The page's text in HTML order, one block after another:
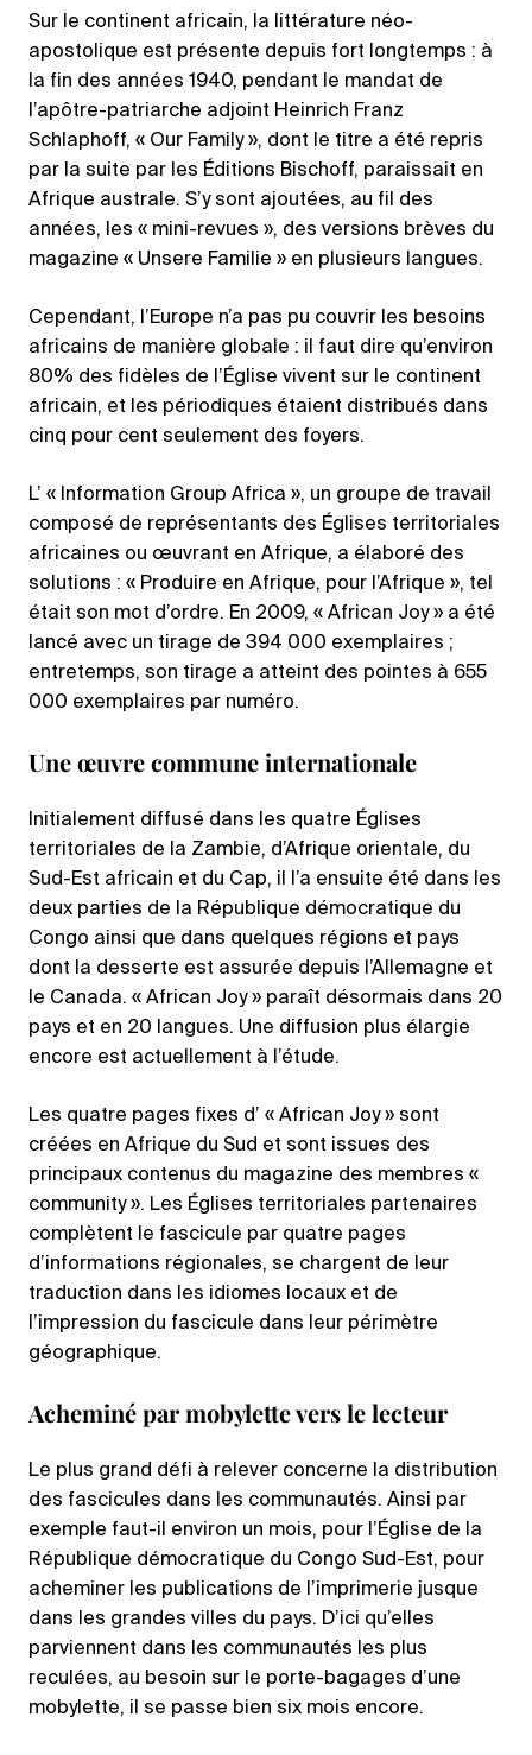
Sur le continent africain, la littérature néo-
apostolique est présente depuis fort longtemps : à
la fin des années 1940, pendant le mandat de
l’apôtre-patriarche adjoint Heinrich Franz
Schlaphoff, « Our Family », dont le titre a été repris
par la suite par les Éditions Bischoff, paraissait en
Afrique australe. S’y sont ajoutées, au fil des
années, les « mini-revues », des versions brèves du
magazine « Unsere Familie » en plusieurs langues.
Cependant, l’Europe n’a pas pu couvrir les besoins
africains de manière globale : il faut dire qu’environ
80% des fidèles de l’Église vivent sur le continent
africain, et les périodiques étaient distribués dans
cinq pour cent seulement des foyers.
L’ « Information Group Africa », un groupe de travail
composé de représentants des Églises territoriales
africaines ou œuvrant en Afrique, a élaboré des
solutions : « Produire en Afrique, pour l’Afrique », tel
était son mot d’ordre. En 2009, « African Joy » a été
lancé avec un tirage de 394 000 exemplaires ;
entretemps, son tirage a atteint des pointes à 655
000 exemplaires par numéro.
Une œuvre commune internationale
Initialement diffusé dans les quatre Églises
territoriales de la Zambie, d’Afrique orientale, du
Sud-Est africain et du Cap, il l’a ensuite été dans les
deux parties de la République démocratique du
Congo ainsi que dans quelques régions et pays
dont la desserte est assurée depuis l’Allemagne et
le Canada. « African Joy » paraît désormais dans 20
pays et en 20 langues. Une diffusion plus élargie
encore est actuellement à l’étude.
Les quatre pages fixes d’ « African Joy » sont
créées en Afrique du Sud et sont issues des
principaux contenus du magazine des membres «
community ». Les Églises territoriales partenaires
complètent le fascicule par quatre pages
d’informations régionales, se chargent de leur
traduction dans les idiomes locaux et de
l’impression du fascicule dans leur périmètre
géographique.
Acheminé par mobylette vers le lecteur
Le plus grand défi à relever concerne la distribution
des fascicules dans les communautés. Ainsi par
exemple faut-il environ un mois, pour l’Église de la
République démocratique du Congo Sud-Est, pour
acheminer les publications de l’imprimerie jusque
dans les grandes villes du pays. D’ici qu’elles
parviennent dans les communautés les plus
reculées, au besoin sur le porte-bagages d’une
mobylette, il se passe bien six mois encore.